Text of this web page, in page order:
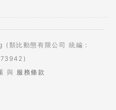
比動態有限公司 統編：
與 服務條款